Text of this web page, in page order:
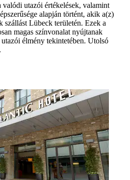
valódi utazói értékelések, valamint
alapján történt, akik a(z)
Lübeck területén. Ezek a
magas színvonalat nyújtanak
élmény tekintetében. Utolsó
.